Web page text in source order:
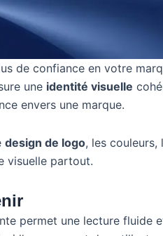
de confiance en votre
une identité visuelle
envers une marque.
design de logo, les
visuelle partout.
permet une lecture fluide